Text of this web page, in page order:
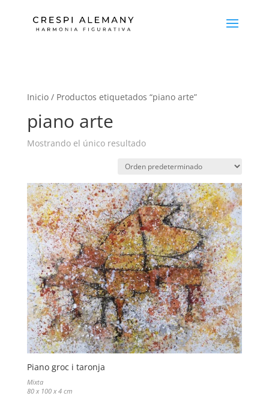
Inicio/ Productos etiquetados “piano arte”
piano arte
Mostrando el único resultado
Piano groc i taronja
Mixta
80 x 100 x 4 cm